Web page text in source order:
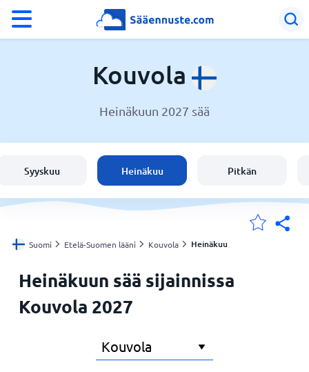
Sijaintini
Koti
Kouvola
Heinäkuun 2027 sää
Syyskuu Heinäkuu Pitkän
Suomi Etelä-Suomen lääni Kouvola Heinäkuu
Heinäkuun sää sijainnissa
Kouvola 2027